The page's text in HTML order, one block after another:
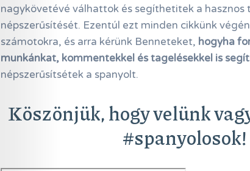
nagykövetévé válhattok és segíthetitek a hasznos
népszerűsítését. Ezentúl ezt minden cikkünk
számotokra, és arra kérünk Benneteket, hogyha
munkánkat, kommentekkel és tagelésekkel is
népszerűsítsétek a spanyolt.
Köszönjük, hogy velünk
#spanyolosok!